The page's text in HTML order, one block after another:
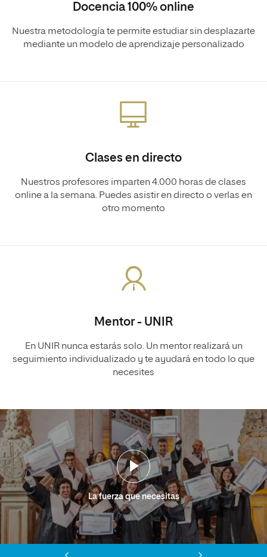
Docencia 100% online
Nuestra metodología te permite estudiar sin desplazarte
mediante un modelo de aprendizaje personalizado
Clases en directo
Nuestros profesores imparten 4.000 horas de clases
online a la semana. Puedes asistir en directo o verlas en
otro momento
Mentor - UNIR
En UNIR nunca estarás solo. Un mentor realizará un
seguimiento individualizado y te ayudará en todo lo que
necesites
La fuerza que necesitas